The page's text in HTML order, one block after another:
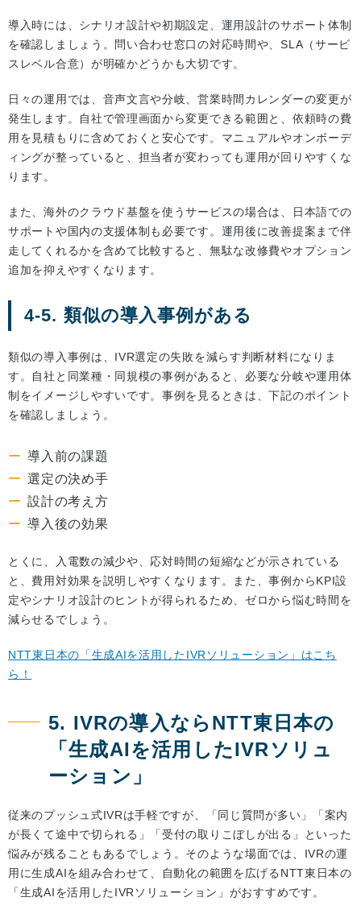
導入時には、シナリオ設計や初期設定、運用設計のサポート体制
を確認しましょう。問い合わせ窓口の対応時間や、SLA（サービ
スレベル合意）が明確かどうかも大切です。
日々の運用では、音声文言や分岐、営業時間カレンダーの変更が
発生します。自社で管理画面から変更できる範囲と、依頼時の費
用を見積もりに含めておくと安心です。マニュアルやオンボーデ
ィングが整っていると、担当者が変わっても運用が回りやすくな
ります。
また、海外のクラウド基盤を使うサービスの場合は、日本語での
サポートや国内の支援体制も必要です。運用後に改善提案まで伴
走してくれるかを含めて比較すると、無駄な改修費やオプション
追加を抑えやすくなります。
4-5. 類似の導入事例がある
類似の導入事例は、IVR選定の失敗を減らす判断材料になりま
す。自社と同業種・同規模の事例があると、必要な分岐や運用体
制をイメージしやすいです。事例を見るときは、下記のポイント
を確認しましょう。
導入前の課題
選定の決め手
設計の考え方
導入後の効果
とくに、入電数の減少や、応対時間の短縮などが示されている
と、費用対効果を説明しやすくなります。また、事例からKPI設
定やシナリオ設計のヒントが得られるため、ゼロから悩む時間を
減らせるでしょう。
NTT東日本の「生成AIを活用したIVRソリューション」はこち
ら！
5. IVRの導入ならNTT東日本の
「生成AIを活用したIVRソリュ
ーション」
従来のプッシュ式IVRは手軽ですが、「同じ質問が多い」「案内
が長くて途中で切られる」「受付の取りこぼしが出る」といった
悩みが残ることもあるでしょう。そのような場面では、IVRの運
用に生成AIを組み合わせて、自動化の範囲を広げるNTT東日本の
「生成AIを活用したIVRソリューション」がおすすめです。